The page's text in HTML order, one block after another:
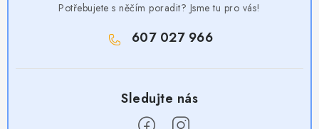
Potřebujete s něčím poradit? Jsme tu pro vás!
607 027 966